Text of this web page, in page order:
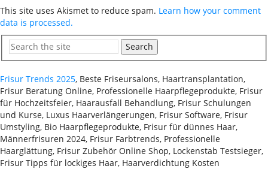
This site uses Akismet to reduce spam. Learn how your comment
data is processed.
Search
Frisur Trends 2025, Beste Friseursalons, Haartransplantation,
Frisur Beratung Online, Professionelle Haarpflegeprodukte, Frisur
für Hochzeitsfeier, Haarausfall Behandlung, Frisur Schulungen
und Kurse, Luxus Haarverlängerungen, Frisur Software, Frisur
Umstyling, Bio Haarpflegeprodukte, Frisur für dünnes Haar,
Männerfrisuren 2024, Frisur Farbtrends, Professionelle
Haarglättung, Frisur Zubehör Online Shop, Lockenstab Testsieger,
Frisur Tipps für lockiges Haar, Haarverdichtung Kosten